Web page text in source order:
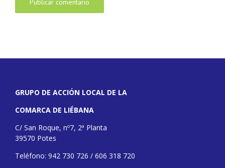
GRUPO DE ACCIÓN LOCAL DE LA
COMARCA DE LIÉBANA
C/ San Roque, nº7, 2ª Planta
39570 Potes
Teléfono: 942 730 726 / 606 318 720